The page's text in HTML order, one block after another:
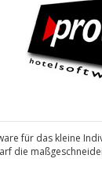
für das kleine
die